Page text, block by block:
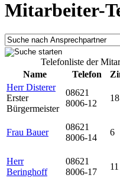
Mitarbeiter-
Telefonliste der
Name
Telefon
Herr Disterer
Erster
Bürgermeister
08621
8006-12
18
Frau Bauer
08621
8006-14
6
Herr
Beringhoff
08621
8006-17
11